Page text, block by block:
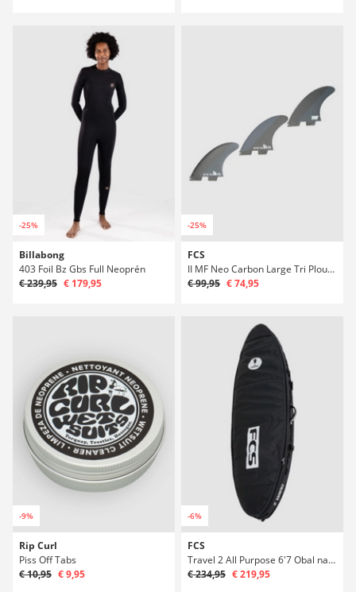
-25%
Billabong
403 Foil Bz Gbs Full Neoprén
€ 239,95 € 179,95
-25%
FCS
II MF Neo Carbon Large Tri Ploutve
€ 99,95 € 74,95
-9%
Rip Curl
Piss Off Tabs
€ 10,95 € 9,95
-6%
FCS
Travel 2 All Purpose 6'7 Obal na surf
€ 234,95 € 219,95